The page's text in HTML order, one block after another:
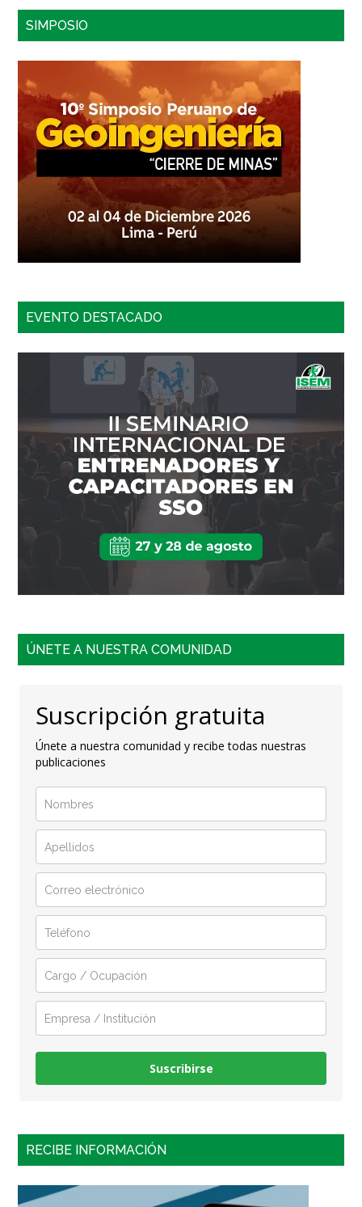
SIMPOSIO
EVENTO DESTACADO
ÚNETE A NUESTRA COMUNIDAD
Suscripción gratuita
Únete a nuestra comunidad y recibe todas nuestras
publicaciones
Suscribirse
RECIBE INFORMACIÓN